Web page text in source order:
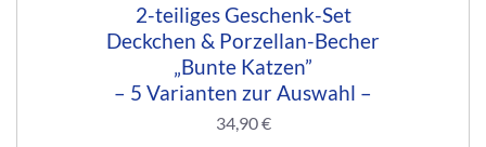
2-teiliges Geschenk-Set
Deckchen & Porzellan-Becher
„Bunte Katzen”
– 5 Varianten zur Auswahl –
34,90€